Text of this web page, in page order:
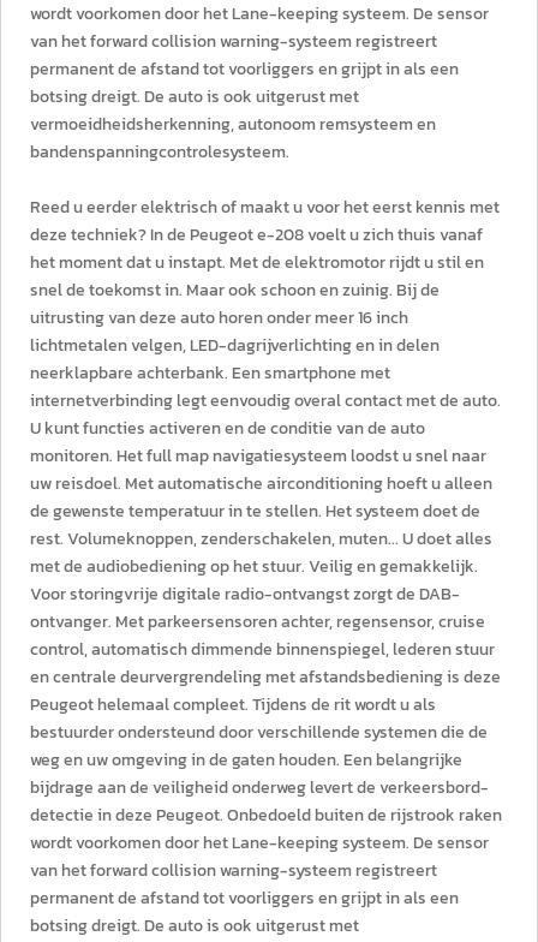
wordt voorkomen door het Lane-keeping systeem. De sensor
van het forward collision warning-systeem registreert
permanent de afstand tot voorliggers en grijpt in als een
botsing dreigt. De auto is ook uitgerust met
vermoeidheidsherkenning, autonoom remsysteem en
bandenspanningcontrolesysteem.
Reed u eerder elektrisch of maakt u voor het eerst kennis met
deze techniek? In de Peugeot e-208 voelt u zich thuis vanaf
het moment dat u instapt. Met de elektromotor rijdt u stil en
snel de toekomst in. Maar ook schoon en zuinig. Bij de
uitrusting van deze auto horen onder meer 16 inch
lichtmetalen velgen, LED-dagrijverlichting en in delen
neerklapbare achterbank. Een smartphone met
internetverbinding legt eenvoudig overal contact met de auto.
U kunt functies activeren en de conditie van de auto
monitoren. Het full map navigatiesysteem loodst u snel naar
uw reisdoel. Met automatische airconditioning hoeft u alleen
de gewenste temperatuur in te stellen. Het systeem doet de
rest. Volumeknoppen, zenderschakelen, muten... U doet alles
met de audiobediening op het stuur. Veilig en gemakkelijk.
Voor storingvrije digitale radio-ontvangst zorgt de DAB-
ontvanger. Met parkeersensoren achter, regensensor, cruise
control, automatisch dimmende binnenspiegel, lederen stuur
en centrale deurvergrendeling met afstandsbediening is deze
Peugeot helemaal compleet. Tijdens de rit wordt u als
bestuurder ondersteund door verschillende systemen die de
weg en uw omgeving in de gaten houden. Een belangrijke
bijdrage aan de veiligheid onderweg levert de verkeersbord-
detectie in deze Peugeot. Onbedoeld buiten de rijstrook raken
wordt voorkomen door het Lane-keeping systeem. De sensor
van het forward collision warning-systeem registreert
permanent de afstand tot voorliggers en grijpt in als een
botsing dreigt. De auto is ook uitgerust met